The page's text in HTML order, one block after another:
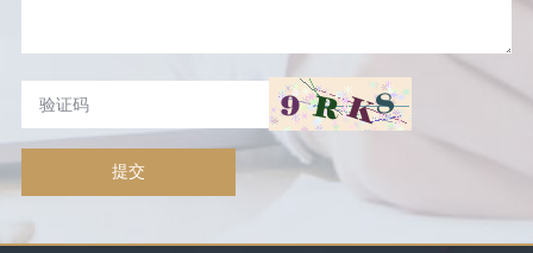
提交